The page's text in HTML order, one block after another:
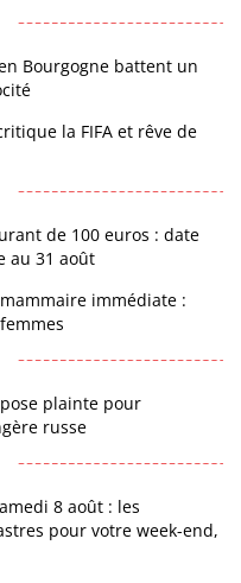
Bourgogne battent un
la FIFA et rêve de
de 100 euros : date
au 31 août
immédiate :
plainte pour
russe
8 août : les
pour votre week-end,